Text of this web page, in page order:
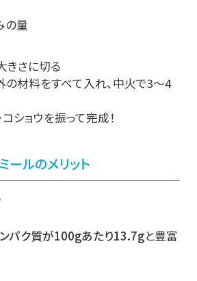
の量
きさに切る
の材料をすべて入れ、中火で3～4
ショウを振って完成！
ールのメリット
パク質が100gあたり13.7gと豊富